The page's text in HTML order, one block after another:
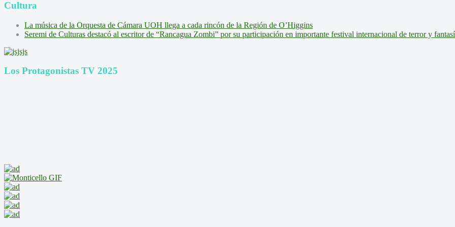
Cultura
La música de la Orquesta de Cámara UOH llega a cada rincón de la Región de O’Higgins
Seremi de Culturas destacó al escritor de “Rancagua Zombi” por su participación en importante festival internacional de terror y
Los Protagonistas TV 2025